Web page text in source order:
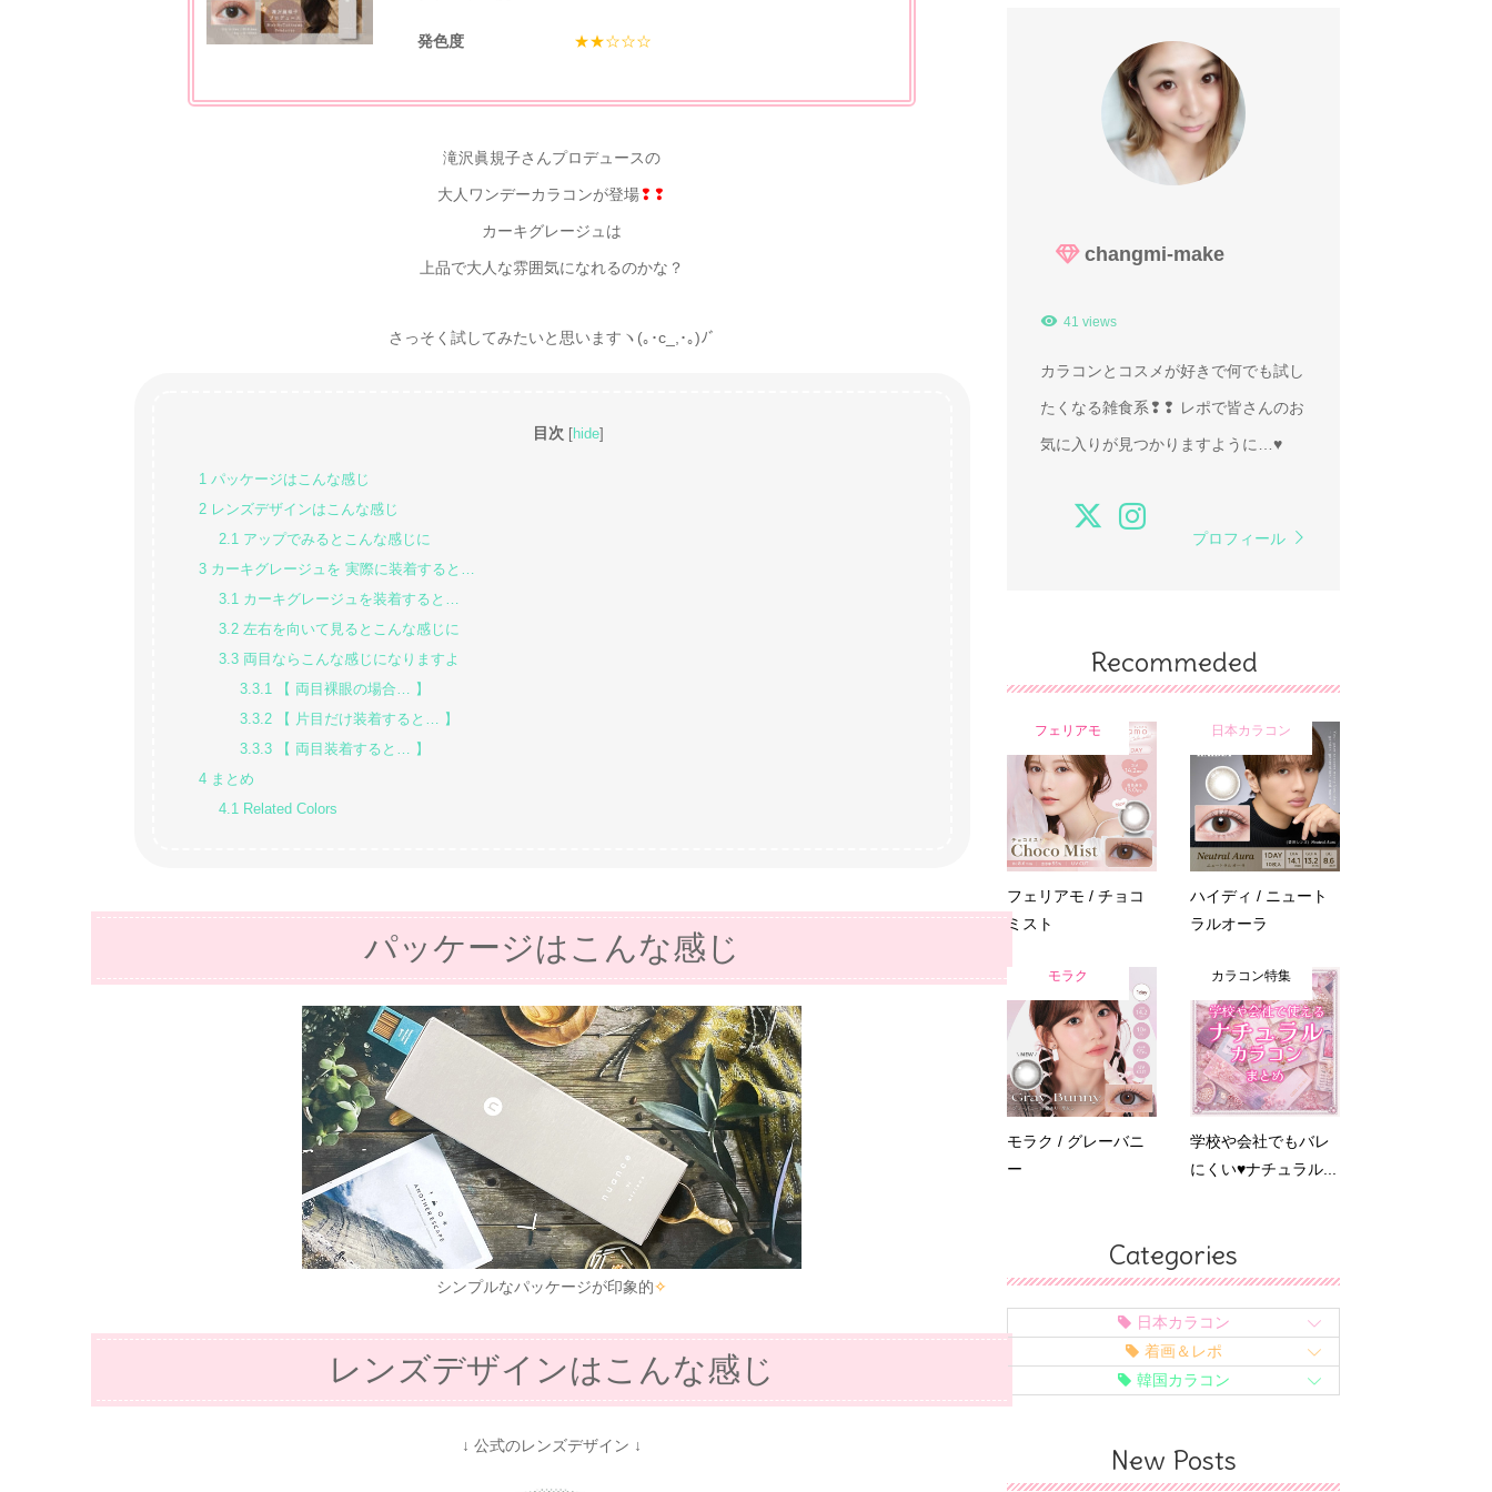
発色度 ★★☆☆☆
滝沢眞規子さんプロデュースの
大人ワンデーカラコンが登場❢❢
カーキグレージュは
上品で大人な雰囲気になれるのかな？
さっそく試してみたいと思いますヽ(｡･c_,･｡)ﾉﾞ
目次 [hide]
1パッケージはこんな感じ
2レンズデザインはこんな感じ
2.1 アップでみるとこんな感じに
3カーキグレージュを 実際に装着すると…
3.1 カーキグレージュを装着すると…
3.2 左右を向いて見るとこんな感じに
3.3 両目ならこんな感じになりますよ
3.3.1 【 両目裸眼の場合… 】
3.3.2 【 片目だけ装着すると… 】
3.3.3 【 両目装着すると… 】
4まとめ
4.1 Related Colors
パッケージはこんな感じ
シンプルなパッケージが印象的✧
レンズデザインはこんな感じ
↓ 公式のレンズデザイン ↓
changmi-make
41 views
カラコンとコスメが好きで何でも試し
たくなる雑食系❢❢ レポで皆さんのお
気に入りが見つかりますように…♥
プロフィール
Recommeded
フェリアモ
フェリアモ / チョコ
ミスト
日本カラコン
ハイディ / ニュート
ラルオーラ
モラク
モラク / グレーバニ
ー
カラコン特集
学校や会社でもバレ
にくい♥ナチュラル...
Categories
日本カラコン
着画＆レポ
韓国カラコン
New Posts